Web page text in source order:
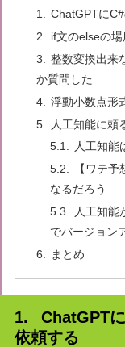
ChatGPTに
if文のelseの
整数変換出来
か質問した
浮動小数点形
人工知能に頼
人工知能
【ワテ
なるだろう
人工知能
でバージョン
まとめ
ChatGPT
依頼する